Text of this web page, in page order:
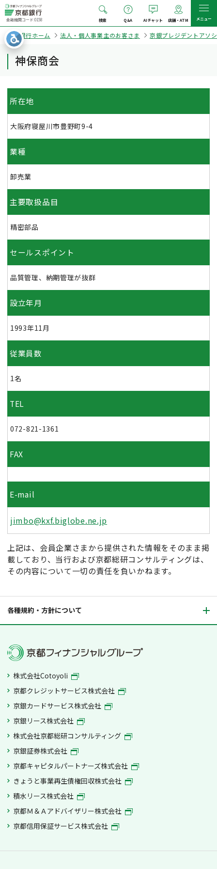
金融機関コード:0158 検索 Q&A AIチャット 店舗・ATM メニュー
京都銀行ホーム 法人・個人事業主のお客さま 京銀プレジデントアソ
神保商会
所在地
大阪府寝屋川市豊野町9-4
業種
卸売業
主要取扱品目
精密部品
セールスポイント
品質管理、納期管理が抜群
設立年月
1993年11月
従業員数
1名
TEL
072-821-1361
FAX
E-mail
jimbo@kxf.biglobe.ne.jp
上記は、会員企業さまから提供された情報をそのまま掲
載しており、当行および京都総研コンサルティングは、
その内容について一切の責任を負いかねます。
各種規約・方針について
株式会社Cotoyoli
京都クレジットサービス株式会社
京銀カードサービス株式会社
京銀リース株式会社
株式会社京都総研コンサルティング
京銀証券株式会社
京都キャピタルパートナーズ株式会社
きょうと事業再生債権回収株式会社
積水リース株式会社
京都Ｍ＆Ａアドバイザリー株式会社
京都信用保証サービス株式会社